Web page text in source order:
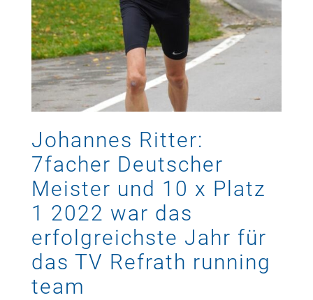
Johannes Ritter:
7facher Deutscher
Meister und 10 x Platz
1 2022 war das
erfolgreichste Jahr für
das TV Refrath running
team